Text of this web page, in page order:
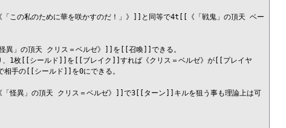
この私のために華を咲かすのだ！」》]]と同等で4t[[《「戦鬼」の頂天 ベー
」の頂天 クリス＝ベルゼ》]]を[[召喚]]できる。
、1枚[[シールド]]を[[ブレイク]]すれば《クリス＝ベルゼ》が[[プレイヤ
手の[[シールド]]を0にできる。
怪異」の頂天 クリス＝ベルゼ》]]で3[[ターン]]キルを狙う事も理論上は可